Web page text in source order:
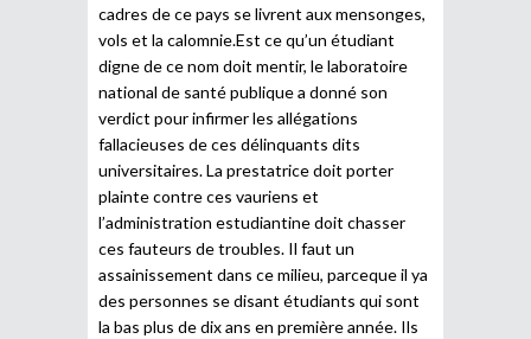
cadres de ce pays se livrent aux mensonges,
vols et la calomnie.Est ce qu’un étudiant
digne de ce nom doit mentir, le laboratoire
national de santé publique a donné son
verdict pour infirmer les allégations
fallacieuses de ces délinquants dits
universitaires. La prestatrice doit porter
plainte contre ces vauriens et
l’administration estudiantine doit chasser
ces fauteurs de troubles. Il faut un
assainissement dans ce milieu, parceque il ya
des personnes se disant étudiants qui sont
la bas plus de dix ans en première année. Ils